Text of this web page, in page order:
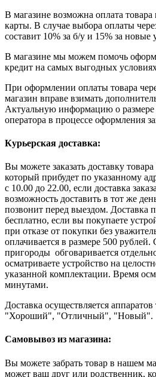
В магазине возможна оплата
карты. В случае выбора оплаты
составит 10% за б/у и 15% за новые
В магазине мы можем помочь
кредит на самых выгодных
При оформлении оплаты товара
магазин вправе взимать
Актуальную информацию о размере
оператора в процессе оформления
Курьерская доставка:
Вы можете заказать доставку
который прибудет по указанному
с 10.00 до 22.00, если доставка
возможность доставить в тот же
позвонит перед выездом. Доставка
бесплатно, если вы покупаете
при отказе от покупки без
оплачивается в размере 500 рублей.
пригороды обговаривается
осматриваете устройство на
указанной комплектации. Время
минутами.
Доставка осуществляется
"Хороший", "Отличный", "Новый".
Самовывоз из магазина:
Вы можете забрать товар в нашем
может ваш друг или родственник,